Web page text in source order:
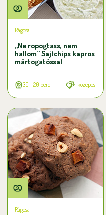
Rágcsa
„Ne ropogtass, nem
hallom” Sajtchips kapros
mártogatóssal
30 + 20 perc közepes
Rágcsa